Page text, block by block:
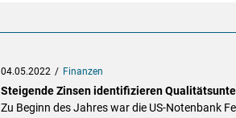
04.05.2022 Finanzen
Steigende Zinsen identifizieren
Zu Beginn des Jahres war die US-Notenbank